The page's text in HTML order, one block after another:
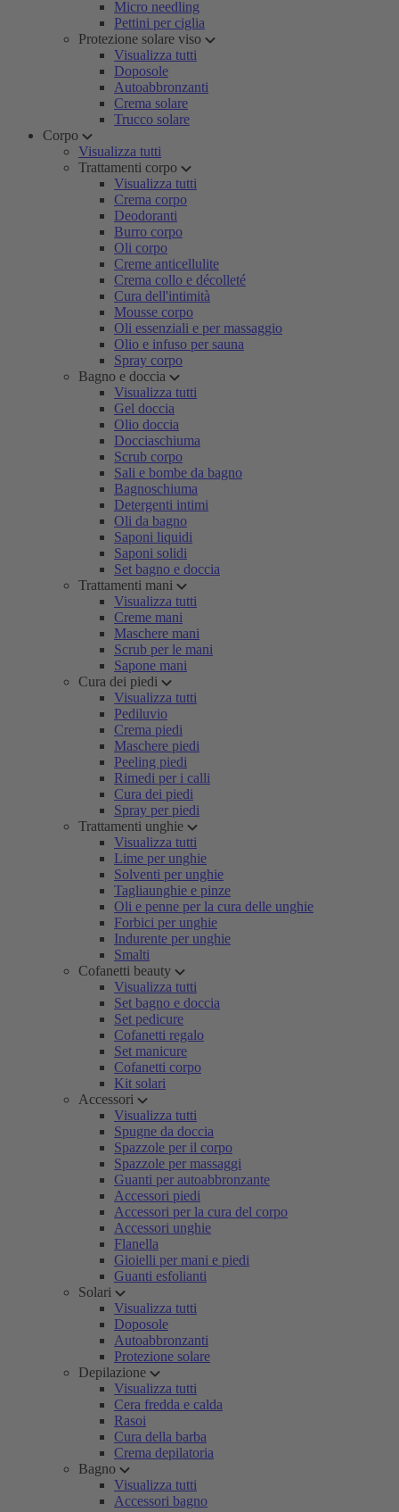
Micro needling
Pettini per ciglia
Protezione solare viso
Visualizza tutti
Doposole
Autoabbronzanti
Crema solare
Trucco solare
Corpo
Visualizza tutti
Trattamenti corpo
Visualizza tutti
Crema corpo
Deodoranti
Burro corpo
Oli corpo
Creme anticellulite
Crema collo e décolleté
Cura dell'intimità
Mousse corpo
Oli essenziali e per massaggio
Olio e infuso per sauna
Spray corpo
Bagno e doccia
Visualizza tutti
Gel doccia
Olio doccia
Docciaschiuma
Scrub corpo
Sali e bombe da bagno
Bagnoschiuma
Detergenti intimi
Oli da bagno
Saponi liquidi
Saponi solidi
Set bagno e doccia
Trattamenti mani
Visualizza tutti
Creme mani
Maschere mani
Scrub per le mani
Sapone mani
Cura dei piedi
Visualizza tutti
Pediluvio
Crema piedi
Maschere piedi
Peeling piedi
Rimedi per i calli
Cura dei piedi
Spray per piedi
Trattamenti unghie
Visualizza tutti
Lime per unghie
Solventi per unghie
Tagliaunghie e pinze
Oli e penne per la cura delle unghie
Forbici per unghie
Indurente per unghie
Smalti
Cofanetti beauty
Visualizza tutti
Set bagno e doccia
Set pedicure
Cofanetti regalo
Set manicure
Cofanetti corpo
Kit solari
Accessori
Visualizza tutti
Spugne da doccia
Spazzole per il corpo
Spazzole per massaggi
Guanti per autoabbronzante
Accessori piedi
Accessori per la cura del corpo
Accessori unghie
Flanella
Gioielli per mani e piedi
Guanti esfolianti
Solari
Visualizza tutti
Doposole
Autoabbronzanti
Protezione solare
Depilazione
Visualizza tutti
Cera fredda e calda
Rasoi
Cura della barba
Crema depilatoria
Bagno
Visualizza tutti
Accessori bagno